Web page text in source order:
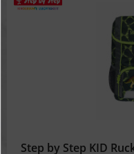
Step by Step KID